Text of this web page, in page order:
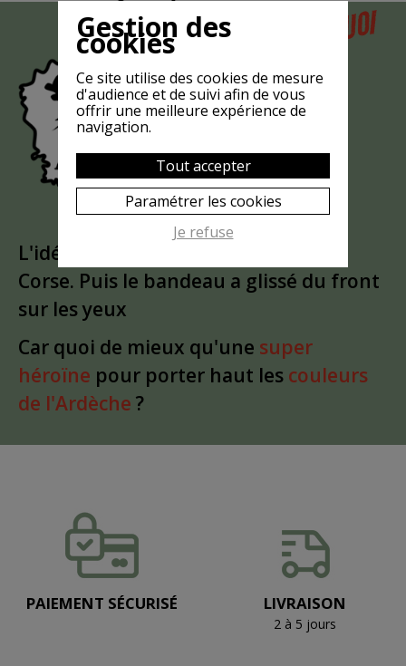
MAIS POURQUOI
LA CHÈVRE
EST-ELLE
MASQUÉE
L'idée est partie d'un
Corse. Puis le bandeau a glissé du front
sur les yeux
Car quoi de mieux qu'une super
héroïne pour porter haut les couleurs
de l'Ardèche ?
PAIEMENT SÉCURISÉ LIVRAISON
2 à 5 jours
Gestion des
cookies
Ce site utilise des cookies de mesure
d'audience et de suivi afin de vous
offrir une meilleure expérience de
navigation.
Tout accepter
Paramétrer les cookies
Je refuse